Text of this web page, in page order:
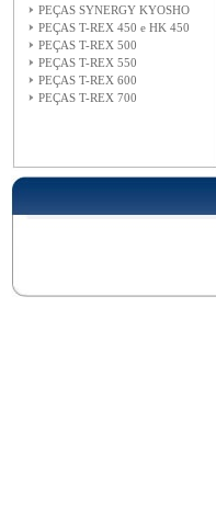
PEÇAS SYNERGY KYOSHO
PEÇAS T-REX 450 e HK 450
PEÇAS T-REX 500
PEÇAS T-REX 550
PEÇAS T-REX 600
PEÇAS T-REX 700